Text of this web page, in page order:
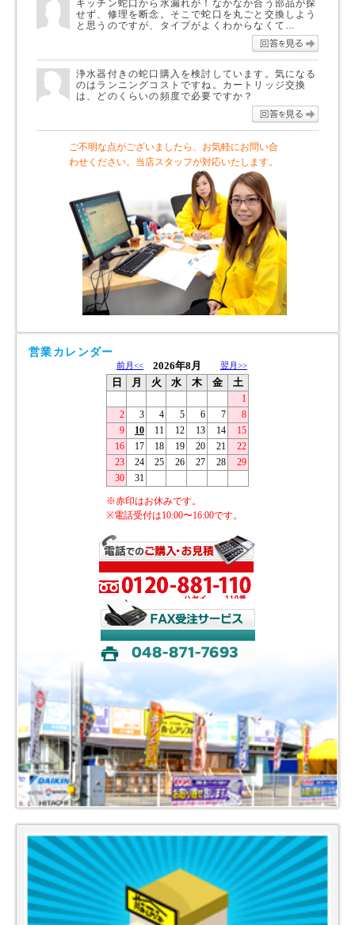
キッチン蛇口から水漏れが！なかなか合う部品が探
せず、修理を断念。そこで蛇口を丸ごと交換しよう
と思うのですが、タイプがよくわからなくて…
浄水器付きの蛇口購入を検討しています。気になる
のはランニングコストですね。カートリッジ交換
は、どのくらいの頻度で必要ですか？
ご不明な点がございましたら、お気軽にお問い合
わせください。当店スタッフが対応いたします。
営業カレンダー